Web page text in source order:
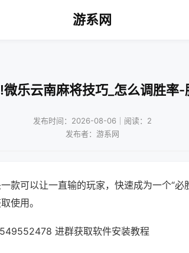
游系网
微乐云南麻将技巧_怎么调胜率-
发布时间：2026-08-06｜阅读：2
发布者：游系网
款可以让一直输的玩家，快速成为一个“必
使用。
进群获取软件安装教程